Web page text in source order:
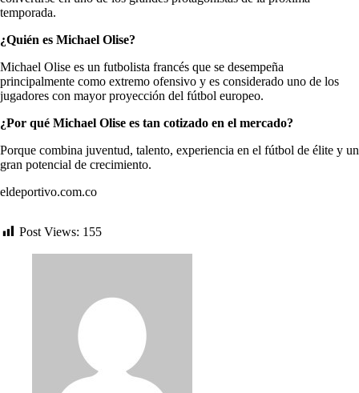
temporada.
¿Quién es Michael Olise?
Michael Olise es un futbolista francés que se desempeña
principalmente como extremo ofensivo y es considerado uno de los
jugadores con mayor proyección del fútbol europeo.
¿Por qué Michael Olise es tan cotizado en el mercado?
Porque combina juventud, talento, experiencia en el fútbol de élite y un
gran potencial de crecimiento.
eldeportivo.com.co
Post Views: 155